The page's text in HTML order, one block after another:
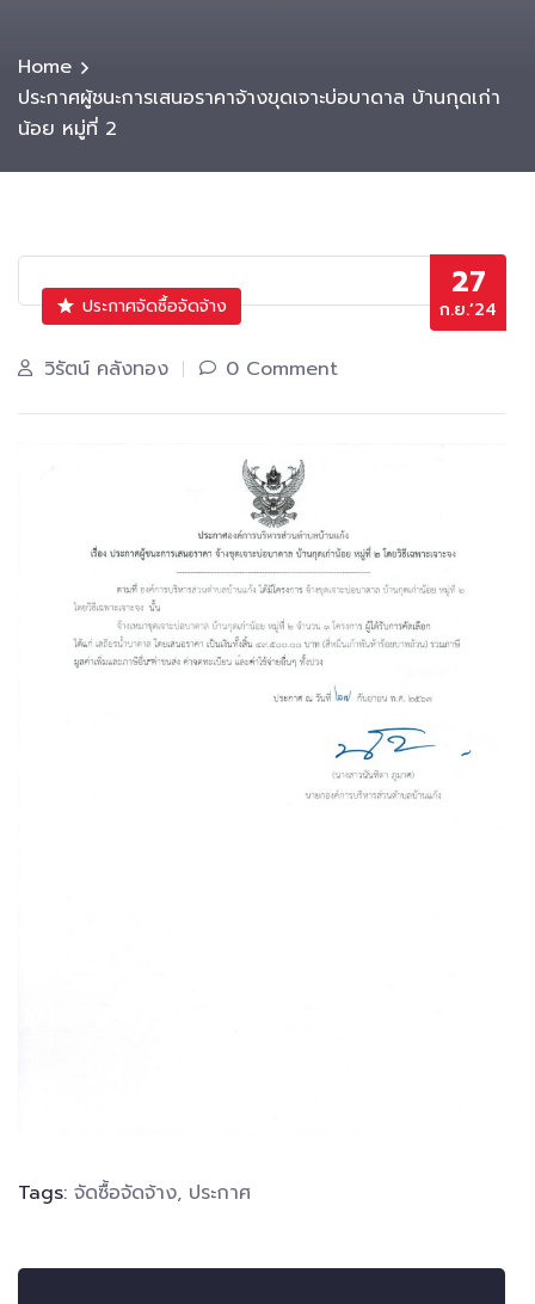
Home
ประกาศผู้ชนะการเสนอราคาจ้างขุดเจาะบ่อบาดาล บ้านกุดเก่า
น้อย หมู่ที่ 2
27
ก.ย.’24
ประกาศจัดซื้อจัดจ้าง
วิรัตน์ คลังทอง 0 Comment
Tags: จัดซื้อจัดจ้าง, ประกาศ